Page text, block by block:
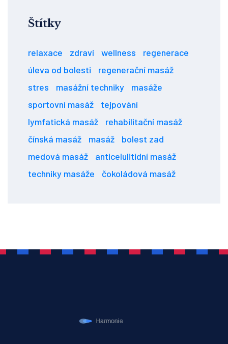
Štítky
relaxace zdraví wellness
regenerace
úleva od bolesti
regenerační masáž
stres
masážní techniky
masáže
sportovní masáž
tejpování
lymfatická masáž
rehabilitační masáž
čínská masáž
masáž
bolest zad
medová masáž
anticelulitidní masáž
techniky masáže
čokoládová masáž